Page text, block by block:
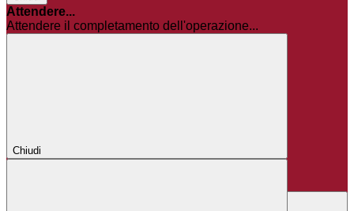
Attendere...
Attendere il completamento dell'operazione...
Chiudi